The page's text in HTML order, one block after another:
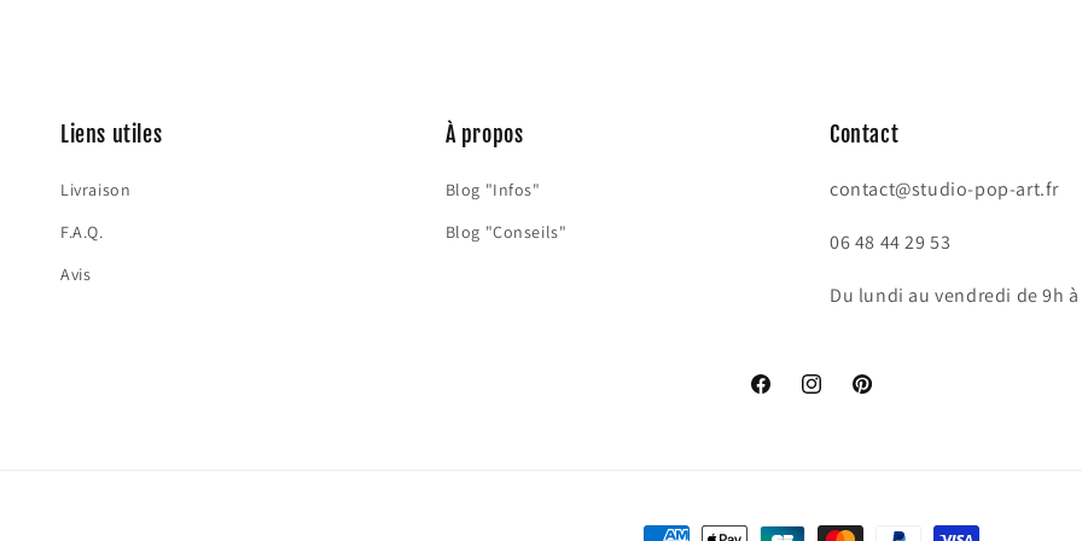
Liens utiles
Livraison
F.A.Q.
Avis
À propos
Blog "Infos"
Blog "Conseils"
Contact
contact@studio-pop-art.fr
06 48 44 29 53
Du lundi au vendredi de 9h
FacebookInstagramPinterest